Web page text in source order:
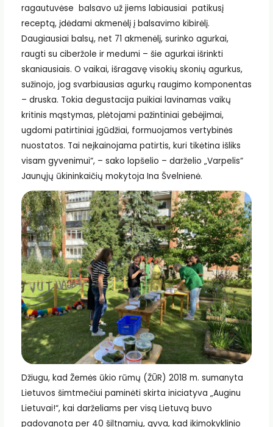
ragautuvėse balsavo už jiems labiausiai patikusį
receptą, įdėdami akmenėlį į balsavimo kibirėlį.
Daugiausiai balsų, net 71 akmenėlį, surinko agurkai,
raugti su ciberžole ir medumi – šie agurkai išrinkti
skaniausiais. O vaikai, išragavę visokių skonių agurkus,
sužinojo, jog svarbiausias agurkų raugimo komponentas
– druska. Tokia degustacija puikiai lavinamas vaikų
kritinis mąstymas, plėtojami pažintiniai gebėjimai,
ugdomi patirtiniai įgūdžiai, formuojamos vertybinės
nuostatos. Tai neįkainojama patirtis, kuri tikėtina išliks
visam gyvenimui“, – sako lopšelio – darželio „Varpelis“
Jaunųjų ūkininkaičių mokytoja Ina Švelnienė.
Džiugu, kad Žemės ūkio rūmų (ŽŪR) 2018 m. sumanyta
Lietuvos šimtmečiui paminėti skirta iniciatyva „Auginu
Lietuvai!“, kai darželiams per visą Lietuvą buvo
padovanota per 40 šiltnamių, gyva, kad ikimokyklinio